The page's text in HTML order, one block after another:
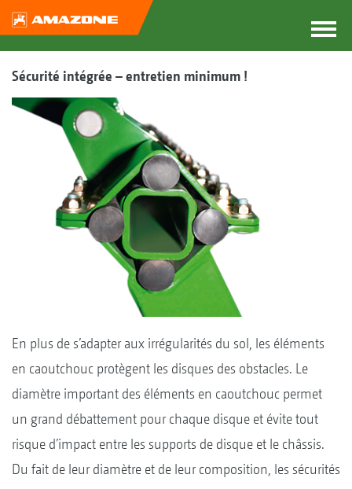
Sécurité intégrée – entretien minimum !
En plus de s’adapter aux irrégularités du sol, les éléments
en caoutchouc protègent les disques des obstacles. Le
diamètre important des éléments en caoutchouc permet
un grand débattement pour chaque disque et évite tout
risque d’impact entre les supports de disque et le châssis.
Du fait de leur diamètre et de leur composition, les sécurités